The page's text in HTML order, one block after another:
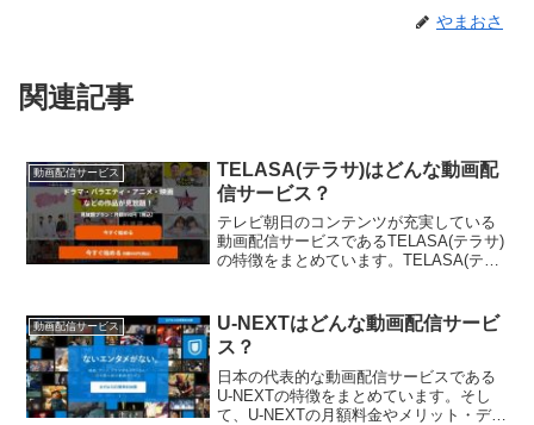
やまおさ
関連記事
動画配信サービス
TELASA(テラサ)はどんな動画配
信サービス？
テレビ朝日のコンテンツが充実している
動画配信サービスであるTELASA(テラサ)
の特徴をまとめています。TELASA(テラ
から、TELASA(テラサ)の利用を検討して
いたら、参考にしてみてください。
動画配信サービス
U-NEXTはどんな動画配信サービ
ス？
日本の代表的な動画配信サービスである
U-NEXTの特徴をまとめています。そし
て、U-NEXTの月額料金やメリット・デメ